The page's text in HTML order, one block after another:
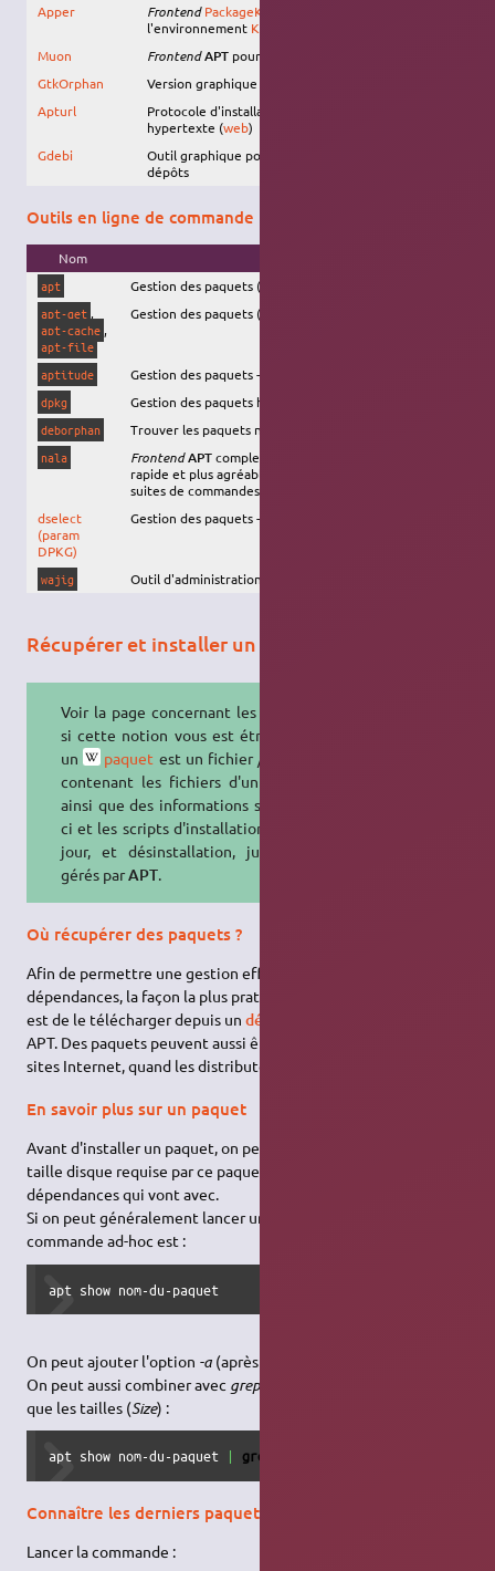
Apper
Frontend PackageKit
l'environnement KDE
Muon
FrontendAPT pour l'environnement
GtkOrphan
Version graphique de
Apturl
Protocole d'installation des paquets depuis un lien
hypertexte (web)
Gdebi
Outil graphique pour installer des paquets hors-
dépôts
Outils en ligne de commande
Nom
apt Gestion des paquets (pour un utilisateur final)
apt-get ,
apt-cache ,
apt-file
Gestion des paquets (pour un script)
aptitude Gestion des paquets - interface semi-graphique
dpkg Gestion des paquets hors dépôts
deborphan Trouver les paquets non utilisés, appelés orphelins
nala FrontendAPTcomplet qui se propose d'être plus
rapide et plus agréable à utiliser que
suites de commandes natives.
dselect
(param
DPKG)
Gestion des paquets - interface à dpkg
wajig Outil d'administration simplifié
Récupérer et installer un paquet
Voir la page concernant les
si cette notion vous est étrangère :
un
paquet est un fichier / archive
contenant les fichiers d'un logiciel
ainsi que des informations sur celui-
ci et les scripts d'installation, mise à
jour, et désinstallation, justement
gérés parAPT.
Où récupérer des paquets ?
Afin de permettre une gestion efficace des paquets et des
dépendances, la façon la plus pratique de récupérer un paquet
est de le télécharger depuis undépôt APT
APT. Des paquets peuvent aussi être téléchargés depuis des
sites Internet, quand les distributeurs en fournissent.
En savoir plus sur un paquet
Avant d'installer un paquet, on peut vouloir en savoir plus sur la
taille disque requise par ce paquet et/ou connaître les
dépendances qui vont avec.
Si on peut généralement lancer un
commande ad-hoc est :
apt show nom-du-paquet
On peut ajouter l'option -a (après show).
On peut aussi combiner avec grep
que les tailles (Size) :
apt show nom-du-paquet | grep
Connaître les derniers paquets installés
Lancer la commande :